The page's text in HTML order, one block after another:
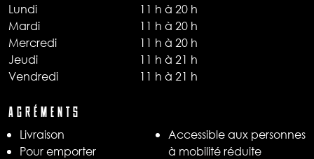
Lundi
11 h à 20 h
Mardi
11 h à 20 h
Mercredi
11 h à 20 h
Jeudi
11 h à 21 h
Vendredi
11 h à 21 h
AGRÉMENTS
Livraison​
Pour emporter​
Accessible aux personnes
à mobilité réduite